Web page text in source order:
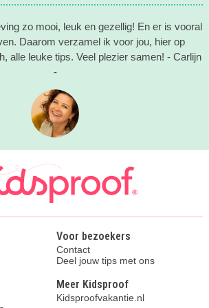
zo mooi, leuk en gezellig! En er is vooral
Daarom verzamel ik voor jou, hier op
alle leuke tips. Veel plezier samen! - Carlijn
-
Voor bezoekers
Contact
Deel jouw tips met ons
Meer Kidsproof
Kidsproofvakantie.nl